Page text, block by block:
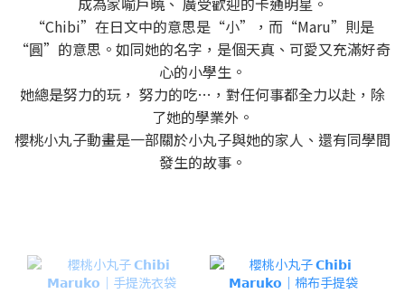
“Chibi”在日文中的意思是“小”，而“Maru”則是
“圓”的意思。如同她的名字，是個天真、可愛又充滿好奇
心的小學生。
她總是努力的玩， 努力的吃…，對任何事都全力以赴，除
了她的學業外。
櫻桃小丸子動畫是一部關於小丸子與她的家人、還有同學間
發生的故事。